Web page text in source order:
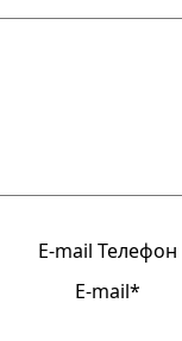
E-mail Телефон
E-mail*